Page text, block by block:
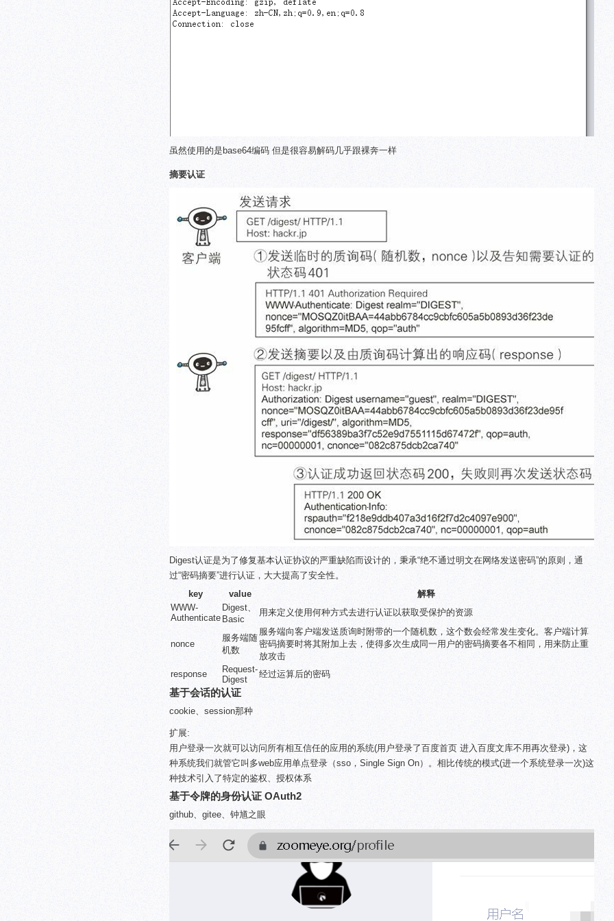
虽然使用的是base64编码 但是很容易解码几乎跟裸奔一样
摘要认证
Digest认证是为了修复基本认证协议的严重缺陷而设计的，秉承“绝不通过明文在网络发送密码”的原则，通
过“密码摘要”进行认证，大大提高了安全性。
key
value
解释
WWW-
Authenticate
Digest、
Basic
用来定义使用何种方式去进行认证以获取受保护的资源
nonce
服务端随
机数
服务端向客户端发送质询时附带的一个随机数，这个数会经常发生变化。客户端计算
密码摘要时将其附加上去，使得多次生成同一用户的密码摘要各不相同，用来防止重
放攻击
response
Request-
Digest
经过运算后的密码
基于会话的认证
cookie、session那种
扩展:
用户登录一次就可以访问所有相互信任的应用的系统(用户登录了百度首页 进入百度文库不用再次登录)，这
种系统我们就管它叫多web应用单点登录（sso，Single Sign On）。相比传统的模式(进一个系统登录一次)这
种技术引入了特定的鉴权、授权体系
基于令牌的身份认证 OAuth2
github、gitee、钟馗之眼